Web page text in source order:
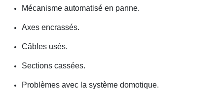
Mécanisme automatisé en panne.
Axes encrassés.
Câbles usés.
Sections cassées.
Problèmes avec la système domotique.